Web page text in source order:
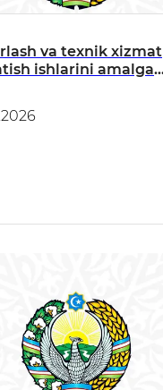
va texnik xizmat
ishlarini amalga